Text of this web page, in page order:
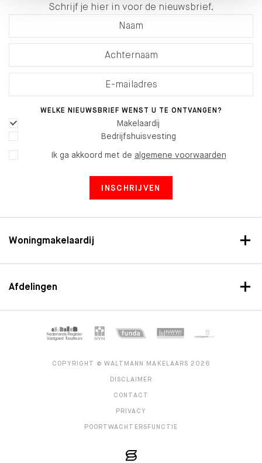
Woningmakelaardij
Afdelingen
Schrijf je hier in voor de nieuwsbrief.
WELKE NIEUWSBRIEF WENST U TE ONTVANGEN?
Makelaardij
Bedrijfshuisvesting
Ik ga akkoord met de algemene voorwaarden
INSCHRIJVEN
COPYRIGHT © WALTMANN MAKELAARS 2026
DISCLAIMER
CONTACT
PRIVACY
POORTWACHTERSFUNCTIE